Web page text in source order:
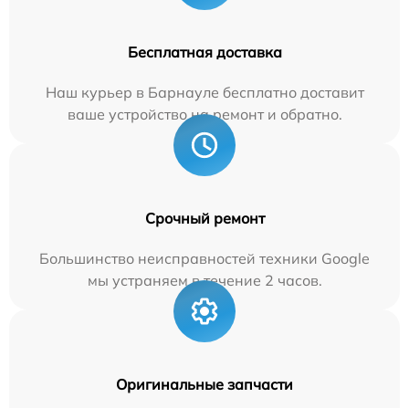
Бесплатная доставка
Наш курьер в Барнауле бесплатно доставит
ваше устройство на ремонт и обратно.
Срочный ремонт
Большинство неисправностей техники Google
мы устраняем в течение 2 часов.
Оригинальные запчасти